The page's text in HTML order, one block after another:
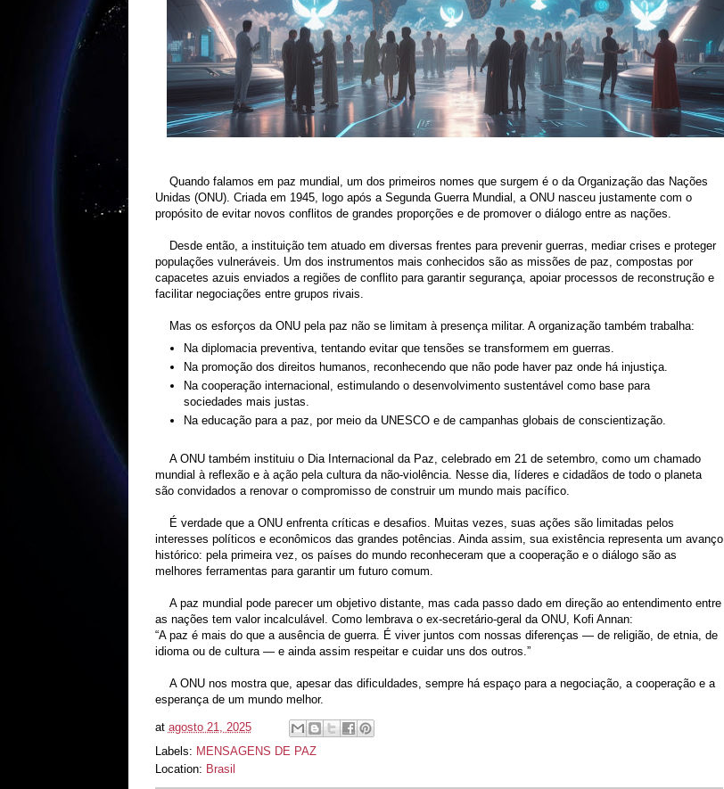
Quando falamos em paz mundial, um dos primeiros nomes que surgem é o da Organização das Nações
Unidas (ONU). Criada em 1945, logo após a Segunda Guerra Mundial, a ONU nasceu justamente com o
propósito de evitar novos conflitos de grandes proporções e de promover o diálogo entre as nações.
Desde então, a instituição tem atuado em diversas frentes para prevenir guerras, mediar crises e proteger
populações vulneráveis. Um dos instrumentos mais conhecidos são as missões de paz, compostas por
capacetes azuis enviados a regiões de conflito para garantir segurança, apoiar processos de reconstrução e
facilitar negociações entre grupos rivais.
Mas os esforços da ONU pela paz não se limitam à presença militar. A organização também trabalha:
Na diplomacia preventiva, tentando evitar que tensões se transformem em guerras.
Na promoção dos direitos humanos, reconhecendo que não pode haver paz onde há injustiça.
Na cooperação internacional, estimulando o desenvolvimento sustentável como base para
sociedades mais justas.
Na educação para a paz, por meio da UNESCO e de campanhas globais de conscientização.
A ONU também instituiu o Dia Internacional da Paz, celebrado em 21 de setembro, como um chamado
mundial à reflexão e à ação pela cultura da não-violência. Nesse dia, líderes e cidadãos de todo o planeta
são convidados a renovar o compromisso de construir um mundo mais pacífico.
É verdade que a ONU enfrenta críticas e desafios. Muitas vezes, suas ações são limitadas pelos
interesses políticos e econômicos das grandes potências. Ainda assim, sua existência representa um avanço
histórico: pela primeira vez, os países do mundo reconheceram que a cooperação e o diálogo são as
melhores ferramentas para garantir um futuro comum.
A paz mundial pode parecer um objetivo distante, mas cada passo dado em direção ao entendimento entre
as nações tem valor incalculável. Como lembrava o ex-secretário-geral da ONU, Kofi Annan:
“A paz é mais do que a ausência de guerra. É viver juntos com nossas diferenças — de religião, de etnia, de
idioma ou de cultura — e ainda assim respeitar e cuidar uns dos outros.”
A ONU nos mostra que, apesar das dificuldades, sempre há espaço para a negociação, a cooperação e a
esperança de um mundo melhor.
at agosto 21, 2025
Labels: MENSAGENS DE PAZ
Location: Brasil